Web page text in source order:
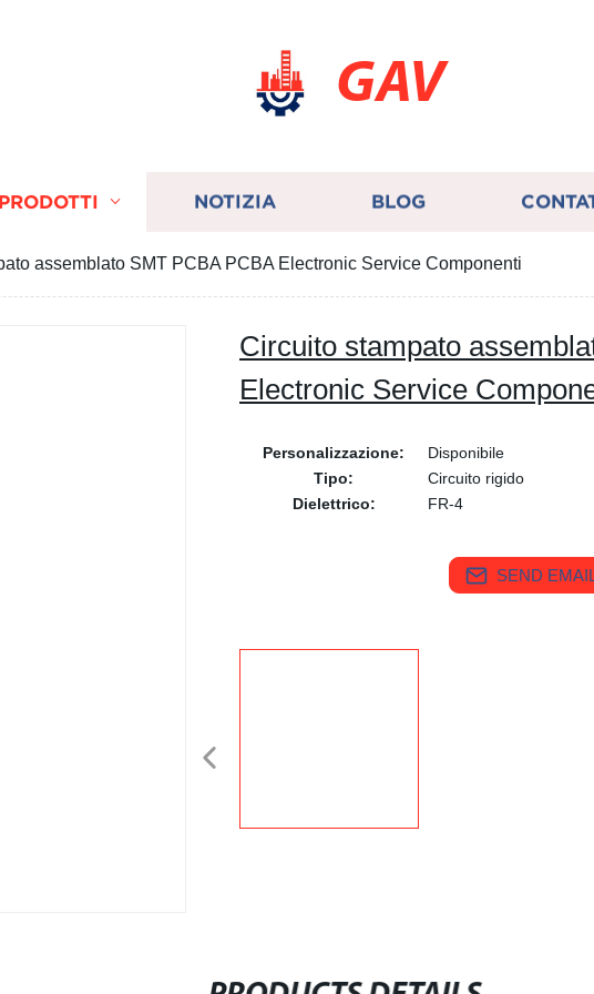
GAV
PRODOTTI NOTIZIA BLOG
assemblato SMT PCBA PCBA Electronic Service Componenti
Circuito stampato
Electronic Service
Personalizzazione:
Disponibile
Tipo:
Circuito rigido
Dielettrico:
FR-4
SEND